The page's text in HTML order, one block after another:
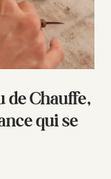
de Chauffe,
qui se